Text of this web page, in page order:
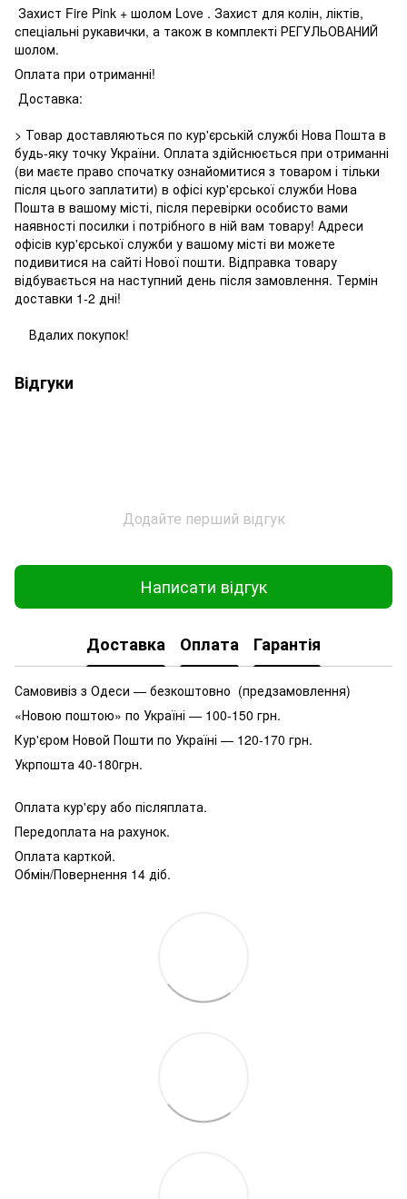
Захист Fire Pink + шолом Love . Захист для колін, ліктів,
спеціальні рукавички, а також в комплекті РЕГУЛЬОВАНИЙ
шолом.
Оплата при отриманні!
Доставка:
> Товар доставляються по кур'єрській службі Нова Пошта в
будь-яку точку України. Оплата здійснюється при отриманні
(ви маєте право спочатку ознайомитися з товаром і тільки
після цього заплатити) в офісі кур'єрської служби Нова
Пошта в вашому місті, після перевірки особисто вами
наявності посилки і потрібного в ній вам товару! Адреси
офісів кур'єрської служби у вашому місті ви можете
подивитися на сайті Нової пошти. Відправка товару
відбувається на наступний день після замовлення. Термін
доставки 1-2 дні!
Вдалих покупок!
Відгуки
Додайте перший відгук
Написати відгук
Доставка Оплата Гарантія
Самовивіз з Одеси — безкоштовно (предзамовлення)
«Новою поштою» по Україні — 100-150 грн.
Кур'єром Новой Пошти по Україні — 120-170 грн.
Укрпошта 40-180грн.
Оплата кур'єру або післяплата.
Передоплата на рахунок.
Оплата карткой.
Обмін/Повернення 14 діб.